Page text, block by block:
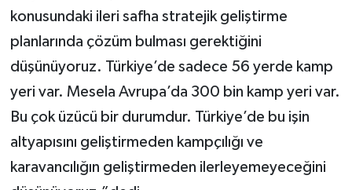
konusundaki ileri safha stratejik geliştirme
planlarında çözüm bulması gerektiğini
düşünüyoruz. Türkiye’de sadece 56 yerde kamp
yeri var. Mesela Avrupa’da 300 bin kamp yeri var.
Bu çok üzücü bir durumdur. Türkiye’de bu işin
altyapısını geliştirmeden kampçılığı ve
karavancılığın geliştirmeden ilerleyemeyeceğini